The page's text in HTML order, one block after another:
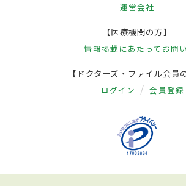
運営会社
【医療機関の方】
情報掲載にあたって お問
【ドクターズ・ファイル会員
ログイン 会員登録